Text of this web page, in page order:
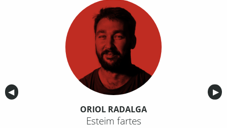
Anterior
◀︎ ▶︎
ORIOL RADALGA
Esteim fartes